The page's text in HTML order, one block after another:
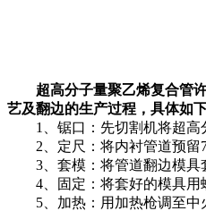
超高分子量聚乙烯复合管
艺及翻边的生产过程，具体如下
1、锯口：先切割机将超高分
2、定尺：将内衬管道预留
3、套模：将管道翻边模具
4、固定：将套好的模具用螺
5、加热：用加热枪调至中火